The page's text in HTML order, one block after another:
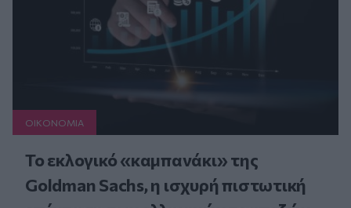
ΟΙΚΟΝΟΜΙΑ
Το εκλογικό «καμπανάκι» της
Goldman Sachs, η ισχυρή πιστωτική